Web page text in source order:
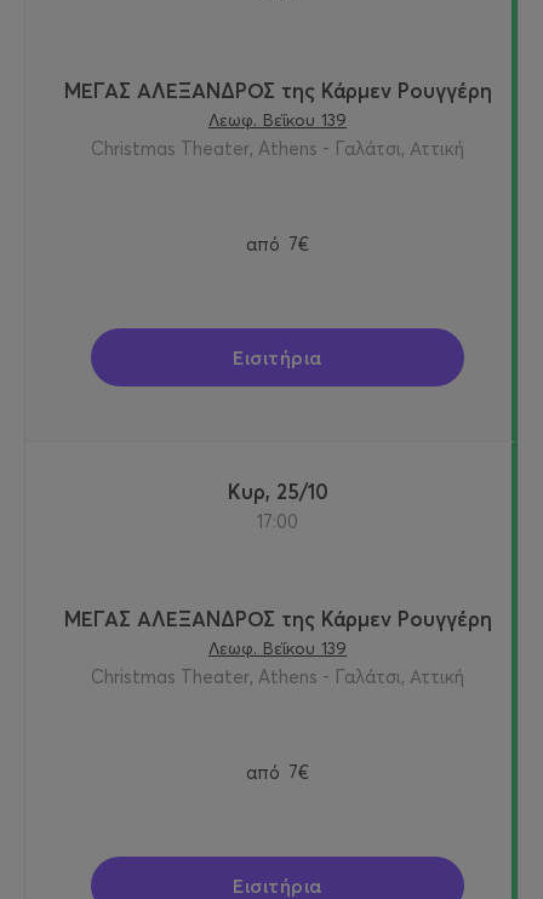
ΜΕΓΑΣ ΑΛΕΞΑΝΔΡΟΣ της Κάρμεν Ρουγγέρη
Λεωφ. Βεΐκου 139
Christmas Theater, Athens - Γαλάτσι, Αττική
από 7€
Εισιτήρια
Κυρ, 25/10
17:00
ΜΕΓΑΣ ΑΛΕΞΑΝΔΡΟΣ της Κάρμεν Ρουγγέρη
Λεωφ. Βεΐκου 139
Christmas Theater, Athens - Γαλάτσι, Αττική
από 7€
Εισιτήρια